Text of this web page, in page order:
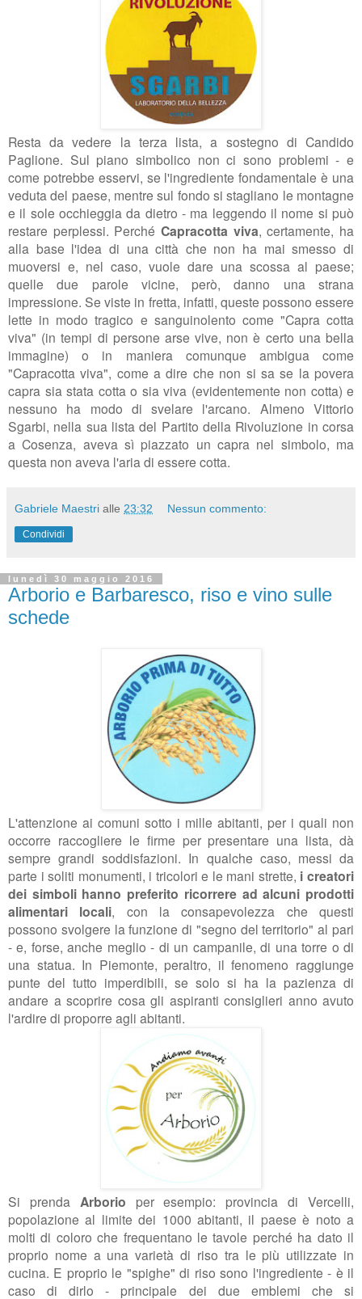
Resta da vedere la terza lista, a sostegno di Candido
Paglione. Sul piano simbolico non ci sono problemi - e
come potrebbe esservi, se l'ingrediente fondamentale è una
veduta del paese, mentre sul fondo si stagliano le montagne
e il sole occhieggia da dietro - ma leggendo il nome si può
restare perplessi. Perché Capracotta viva, certamente, ha
alla base l'idea di una città che non ha mai smesso di
muoversi e, nel caso, vuole dare una scossa al paese;
quelle due parole vicine, però, danno una strana
impressione. Se viste in fretta, infatti, queste possono essere
lette in modo tragico e sanguinolento come "Capra cotta
viva" (in tempi di persone arse vive, non è certo una bella
immagine) o in maniera comunque ambigua come
"Capracotta viva", come a dire che non si sa se la povera
capra sia stata cotta o sia viva (evidentemente non cotta) e
nessuno ha modo di svelare l'arcano. Almeno Vittorio
Sgarbi, nella sua lista del Partito della Rivoluzione in corsa
a Cosenza, aveva sì piazzato un capra nel simbolo, ma
questa non aveva l'aria di essere cotta.
Gabriele Maestri alle 23:32 Nessun commento:
Condividi
lunedì 30 maggio 2016
Arborio e Barbaresco, riso e vino sulle
schede
L'attenzione ai comuni sotto i mille abitanti, per i quali non
occorre raccogliere le firme per presentare una lista, dà
sempre grandi soddisfazioni. In qualche caso, messi da
parte i soliti monumenti, i tricolori e le mani strette, i creatori
dei simboli hanno preferito ricorrere ad alcuni prodotti
alimentari locali, con la consapevolezza che questi
possono svolgere la funzione di "segno del territorio" al pari
- e, forse, anche meglio - di un campanile, di una torre o di
una statua. In Piemonte, peraltro, il fenomeno raggiunge
punte del tutto imperdibili, se solo si ha la pazienza di
andare a scoprire cosa gli aspiranti consiglieri anno avuto
l'ardire di proporre agli abitanti.
Si prenda Arborio per esempio: provincia di Vercelli,
popolazione al limite dei 1000 abitanti, il paese è noto a
molti di coloro che frequentano le tavole perché ha dato il
proprio nome a una varietà di riso tra le più utilizzate in
cucina. E proprio le "spighe" di riso sono l'ingrediente - è il
caso di dirlo - principale dei due emblemi che si